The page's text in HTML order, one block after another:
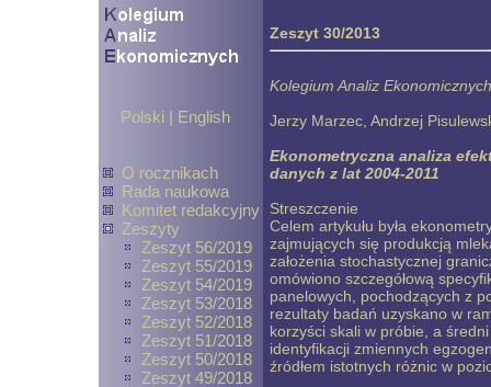
Polski | English
O rocznikach
Rada naukowa
Komitet redakcyjny
Zeszyty
Zeszyt 56/2019
Zeszyt 55/2019
Zeszyt 54/2019
Zeszyt 53/2018
Zeszyt 52/2018
Zeszyt 51/2018
Zeszyt 50/2018
Zeszyt 49/2018
Zeszyt 30/2013
Kolegium Analiz
Jerzy Marzec, Andrzej
Ekonometryczna analiza
danych z lat 2004-2011
Streszczenie
Celem artykułu była
zajmujących się produkcją
założenia stochastycznej
omówiono szczegółową
panelowych, pochodzących z
rezultaty badań uzyskano w
korzyści skali w próbie, a
identyfikacji zmiennych
źródłem istotnych różnic w